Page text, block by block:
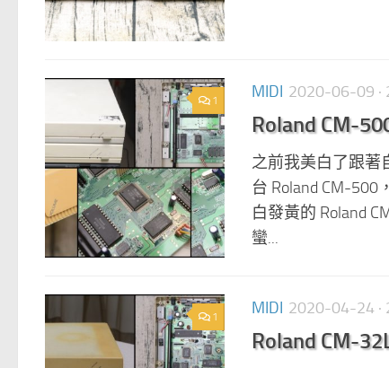
1 MIDI 2020-06-09
Roland CM-
之前我美白了跟著
台 Roland CM-
白發黃的 Roland
蠻...
1 MIDI 2020-04-24
Roland CM-